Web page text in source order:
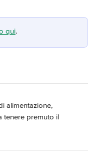
qui.
alimentazione,
tenere premuto il